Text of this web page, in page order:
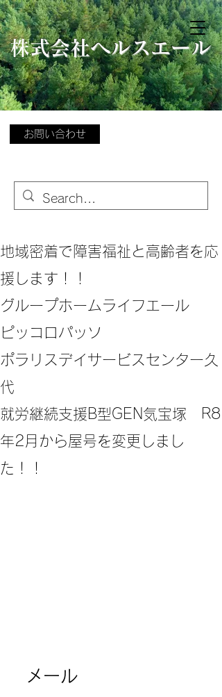
​株式会社ヘルスエール
お問い合わせ
地域密着で障害福祉と高齢者を応
援します！！
グループホームライフエール
ピッコロパッソ
ポラリスデイサービスセンター久
代
​就労継続支援B型GEN気宝塚 R8
年2月から屋号を変更しまし
た！！
メール